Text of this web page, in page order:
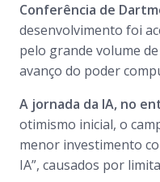
Conferência de
desenvolvimento foi
pelo grande volume
avanço do poder
A jornada da IA, no
otimismo inicial, o
menor investimento
IA”, causados por